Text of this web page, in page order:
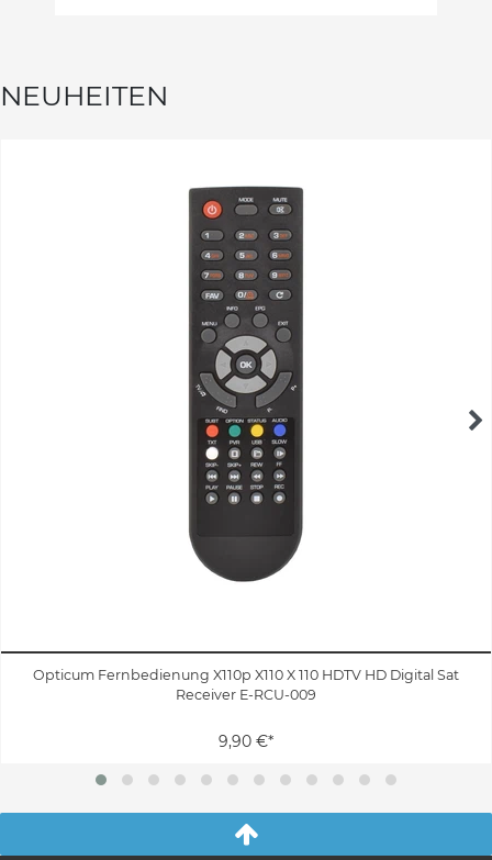
NEUHEITEN
Opticum Fernbedienung X110p X110 X 110 HDTV HD Digital Sat
Receiver E-RCU-009
9,90 €*